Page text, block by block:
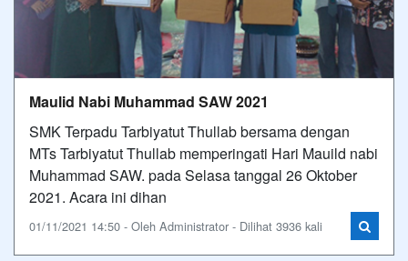
Maulid Nabi Muhammad SAW 2021
SMK Terpadu Tarbiyatut Thullab bersama dengan
MTs Tarbiyatut Thullab memperingati Hari Mauild nabi
Muhammad SAW. pada Selasa tanggal 26 Oktober
2021. Acara ini dihan
01/11/2021 14:50 - Oleh Administrator - Dilihat 3936 kali